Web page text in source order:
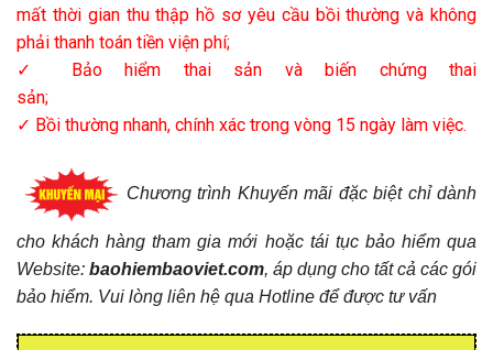
mất thời gian thu thập hồ sơ yêu cầu bồi thường và không
phải thanh toán tiền viện phí;
✓ Bảo hiểm thai sản và biến chứng thai
sản;
✓ Bồi thường nhanh, chính xác trong vòng 15 ngày làm việc.
Chương trình Khuyến mãi đặc biệt chỉ dành
cho khách hàng tham gia mới hoặc tái tục bảo hiểm qua
Website: baohiembaoviet.com, áp dụng cho tất cả các gói
bảo hiểm. Vui lòng liên hệ qua Hotline để được tư vấn